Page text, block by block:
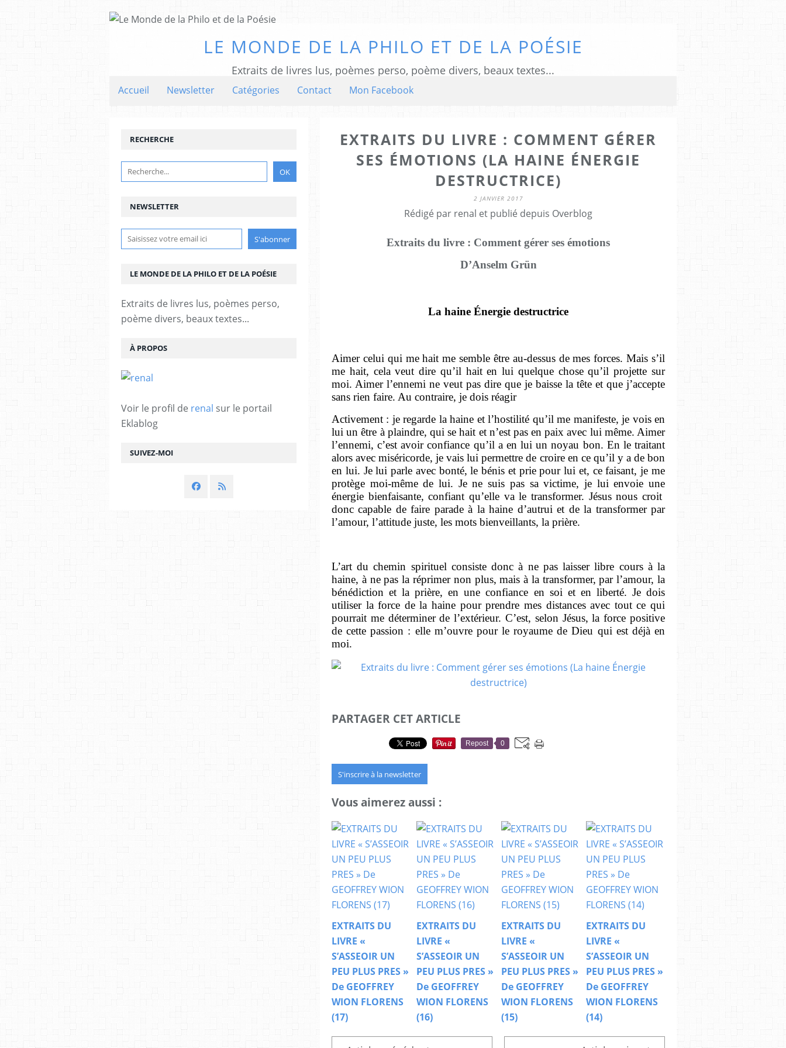
LE MONDE DE LA PHILO ET DE LA POÉSIE
Extraits de livres lus, poèmes perso, poème divers, beaux textes...
Accueil Newsletter Catégories Contact Mon Facebook
EXTRAITS DU LIVRE : COMMENT GÉRER
SES ÉMOTIONS (LA HAINE ÉNERGIE
DESTRUCTRICE)
2 JANVIER 2017
Rédigé par renal et publié depuis Overblog
Extraits du livre : Comment gérer ses émotions
D’Anselm Grün
La haine Énergie destructrice
Aimer celui qui me hait me semble être au-dessus de mes forces. Mais s’il
me hait, cela veut dire qu’il hait en lui quelque chose qu’il projette sur
moi. Aimer l’ennemi ne veut pas dire que je baisse la tête et que j’accepte
sans rien faire. Au contraire, je dois réagir
Activement : je regarde la haine et l’hostilité qu’il me manifeste, je vois en
lui un être à plaindre, qui se hait et n’est pas en paix avec lui même. Aimer
l’ennemi, c’est avoir confiance qu’il a en lui un noyau bon. En le traitant
alors avec miséricorde, je vais lui permettre de croire en ce qu’il y a de bon
en lui. Je lui parle avec bonté, le bénis et prie pour lui et, ce faisant, je me
protège moi-même de lui. Je ne suis pas sa victime, je lui envoie une
énergie bienfaisante, confiant qu’elle va le transformer. Jésus nous croit
donc capable de faire parade à la haine d’autrui et de la transformer par
l’amour, l’attitude juste, les mots bienveillants, la prière.
L’art du chemin spirituel consiste donc à ne pas laisser libre cours à la
haine, à ne pas la réprimer non plus, mais à la transformer, par l’amour, la
bénédiction et la prière, en une confiance en soi et en liberté. Je dois
utiliser la force de la haine pour prendre mes distances avec tout ce qui
pourrait me déterminer de l’extérieur. C’est, selon Jésus, la force positive
de cette passion : elle m’ouvre pour le royaume de Dieu qui est déjà en
moi.
PARTAGER CET ARTICLE
Repost 0
S'inscrire à la newsletter
Vous aimerez aussi :
EXTRAITS DU
LIVRE «
S’ASSEOIR UN
PEU PLUS PRES »
De GEOFFREY
WION FLORENS
(17)
EXTRAITS DU
LIVRE «
S’ASSEOIR UN
PEU PLUS PRES »
De GEOFFREY
WION FLORENS
(16)
EXTRAITS DU
LIVRE «
S’ASSEOIR UN
PEU PLUS PRES »
De GEOFFREY
WION FLORENS
(15)
EXTRAITS DU
LIVRE «
S’ASSEOIR UN
PEU PLUS PRES »
De GEOFFREY
WION FLORENS
(14)
NEWSLETTER
SUIVEZ-MOI
RECHERCHE
LE MONDE DE LA PHILO ET DE LA POÉSIE
Extraits de livres lus, poèmes perso,
poème divers, beaux textes...
À PROPOS
Voir le profil de renal sur le portail
Eklablog